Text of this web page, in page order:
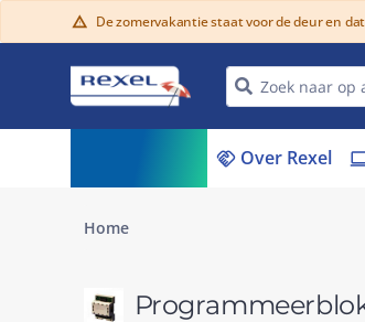
warning De zomervakantie staat voor de deur en
handshake Over Rexel
Home